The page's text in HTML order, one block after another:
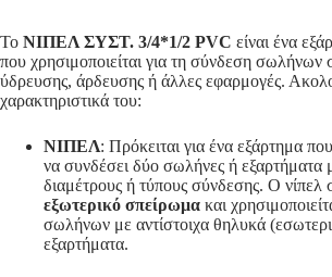
Το ΝΙΠΕΛ ΣΥΣΤ. 3/4*1/2 PVC είναι ένα
που χρησιμοποιείται για τη σύνδεση σωλήνων
ύδρευσης, άρδευσης ή άλλες εφαρμογές.
χαρακτηριστικά του:
ΝΙΠΕΛ: Πρόκειται για ένα εξάρτημα
να συνδέσει δύο σωλήνες ή εξαρτήματα
διαμέτρους ή τύπους σύνδεσης. Ο νίπελ
εξωτερικό σπείρωμα και
σωλήνων με αντίστοιχα θηλυκά
εξαρτήματα.